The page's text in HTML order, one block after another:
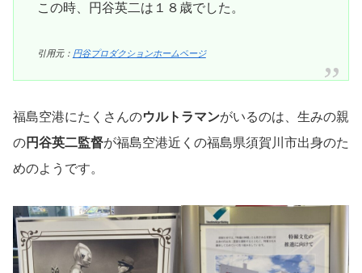
この時、円谷英二は１８歳でした。
引用元： 円谷プロダクションホームページ
福島空港にたくさんのウルトラマンがいるのは、生みの親
の円谷英二監督が福島空港近くの福島県須賀川市出身のた
めのようです。